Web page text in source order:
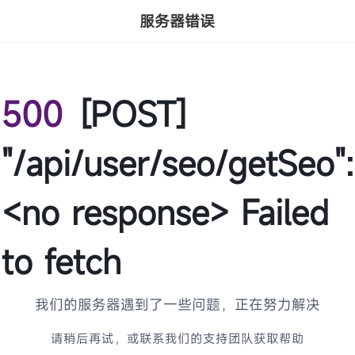
服务器错误
500 [POST]
"/api/user/seo/getSeo":
<no response> Failed
to fetch
我们的服务器遇到了一些问题，正在努力解决
请稍后再试，或联系我们的支持团队获取帮助